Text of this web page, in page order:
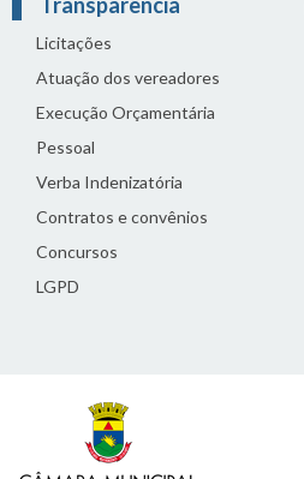
Licitações
Atuação dos vereadores
Execução Orçamentária
Pessoal
Verba Indenizatória
Contratos e convênios
Concursos
LGPD